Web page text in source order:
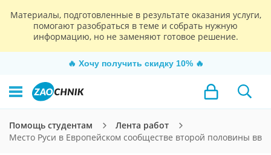
Материалы, подготовленные в результате оказания услуги,
помогают разобраться в теме и собрать нужную
информацию, но не заменяют готовое решение.
🔥 Хочу получить скидку 10% 🔥
Помощь студентам
Лента работ
Место Руси в Европейском сообществе второй половины вв